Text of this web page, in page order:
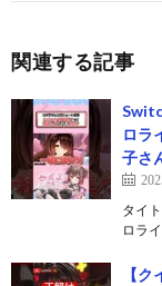
関連する記事
ロラ
子さ
タイ
ロラ
【